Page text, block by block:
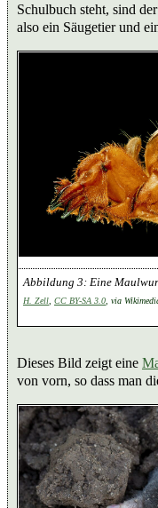
Schulbuch steht, sind
also ein Säugetier und
Eine
H. Zell CC BY-SA 3.0 , via
Dieses Bild zeigt eine
von vorn, so dass man